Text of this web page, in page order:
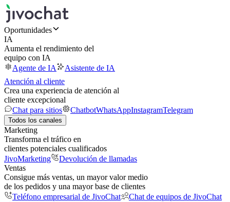
Oportunidades
IA
Aumenta el rendimiento del
equipo con IA
Agente de IA
Asistente de IA
Atención al cliente
Crea una experiencia de atención al
cliente excepcional
Chat para sitios
ChatbotWhatsAppInstagramTelegram
Todos los canales
Marketing
Transforma el tráfico en
clientes potenciales cualificados
JivoMarketing
Devolución de llamadas
Ventas
Consigue más ventas, un mayor valor medio
de los pedidos y una mayor base de clientes
Teléfono empresarial de JivoChat
Chat de equipos de JivoChat